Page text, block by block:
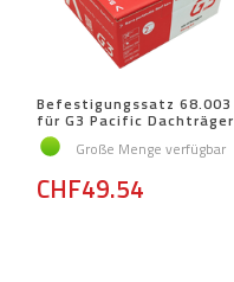
Befestigungssatz 68.003
für G3 Pacific Dachträger
Große Menge verfügbar
CHF49.54